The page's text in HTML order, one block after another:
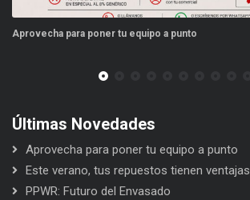
Aprovecha para poner tu equipo a punto
Últimas Novedades
Aprovecha para poner tu equipo a punto
Este verano, tus repuestos tienen ventajas
PPWR: Futuro del Envasado